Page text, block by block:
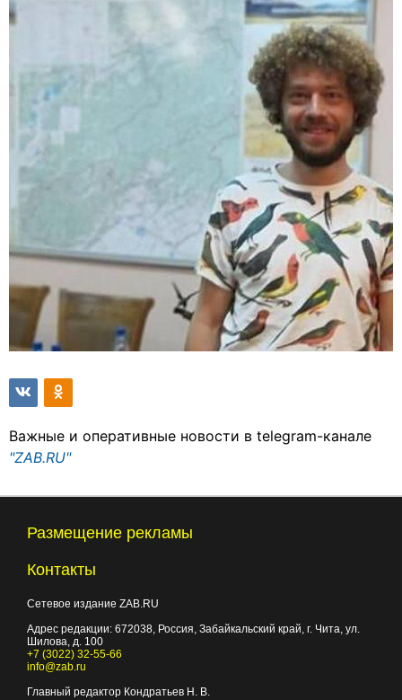
Важные и оперативные новости в telegram-канале
"ZAB.RU"
Размещение рекламы
Контакты
Сетевое издание ZAB.RU
Адрес редакции: 672038, Россия, Забайкальский край, г. Чита, ул.
Шилова, д. 100
+7 (3022) 32-55-66
info@zab.ru
Главный редактор Кондратьев Н. В.